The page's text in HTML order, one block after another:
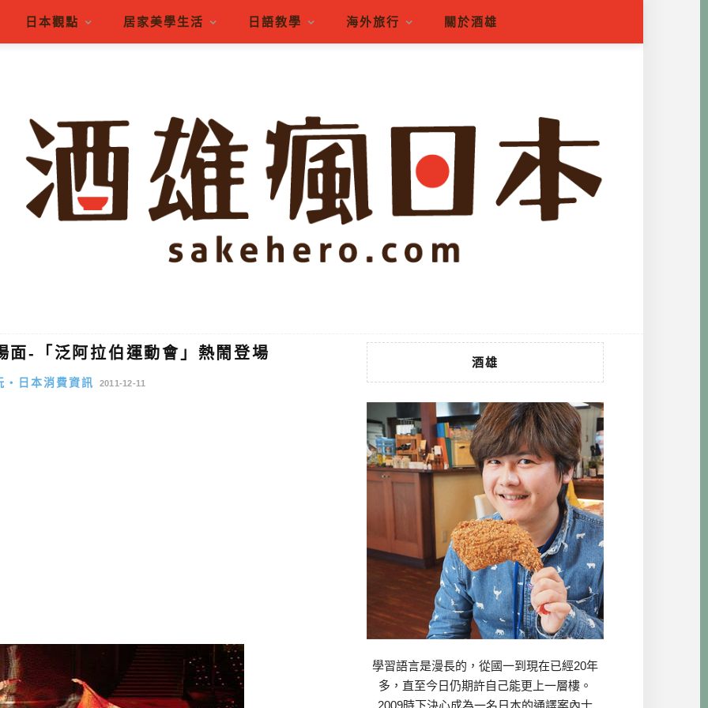
日本觀點 居家美學生活 日語教學 海外旅行 關於酒雄
-「泛阿拉伯運動會」熱鬧登場
・日本消費資訊 2011-12-11
酒雄
學習語言是漫長的，從國一到現在已經20年
多，直至今日仍期許自己能更上一層樓。
2009時下決心成為一名日本的通譯案內士